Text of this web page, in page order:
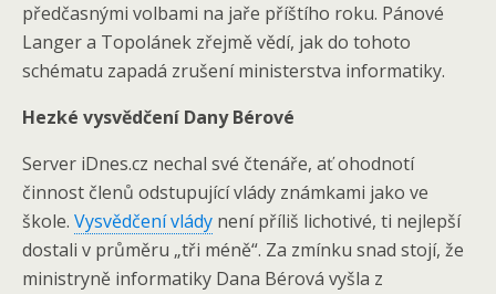
předčasnými volbami na jaře příštího roku. Pánové
Langer a Topolánek zřejmě vědí, jak do tohoto
schématu zapadá zrušení ministerstva informatiky.
Hezké vysvědčení Dany Bérové
Server iDnes.cz nechal své čtenáře, ať ohodnotí
činnost členů odstupující vlády známkami jako ve
škole. Vysvědčení vlády není příliš lichotivé, ti nejlepší
dostali v průměru „tři méně“. Za zmínku snad stojí, že
ministryně informatiky Dana Bérová vyšla z